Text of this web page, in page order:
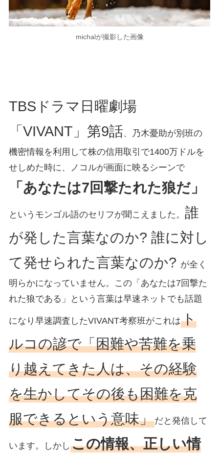
michalが撮影した画像
TBSドラマ日曜劇場
「VIVANT」第9話、乃木憂助が別班の
機密情報を利用して株の信用取引で1400万ドルを
せしめた時に、ノコルが画面に映るシーンで
「あなたは7回撃たれた狼だ」
というモンゴル語のセリフが聞こえました。 誰
が発した言葉なのか? 誰に対し
て発せられた言葉なのか? が全く
明らかになっていません。この「あなたは7回撃た
れた狼である」という言葉は早速ネットでも話題
になり早速調査したVIVANT考察班がこれはト
ルコの諺で「困難や苦難を乗
り越えてきた人は、その経験
を生かしてその後も困難を克
服できるという意味」だと発信して
います。しかし この情報、正しい情